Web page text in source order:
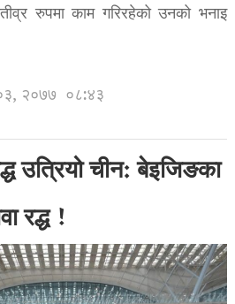
रुपमा काम गरिरहेको उनको भनाइ
२०७७ ०८:४३
उत्रियो चीन: बेइजिङका
रद्ध !